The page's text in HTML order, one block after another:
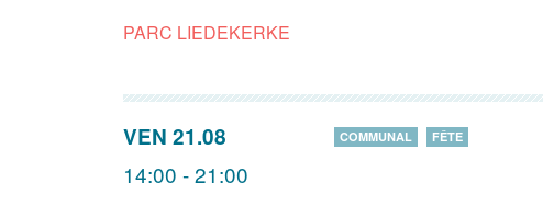
PARC LIEDEKERKE
VEN 21.08
14:00 - 21:00
COMMUNAL FÊTE